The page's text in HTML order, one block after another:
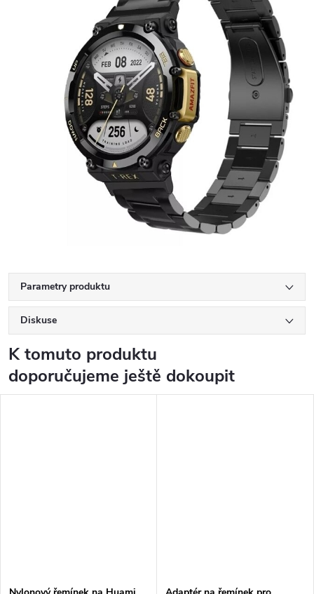
Parametry produktu
Diskuse
K tomuto produktu
doporučujeme ještě dokoupit